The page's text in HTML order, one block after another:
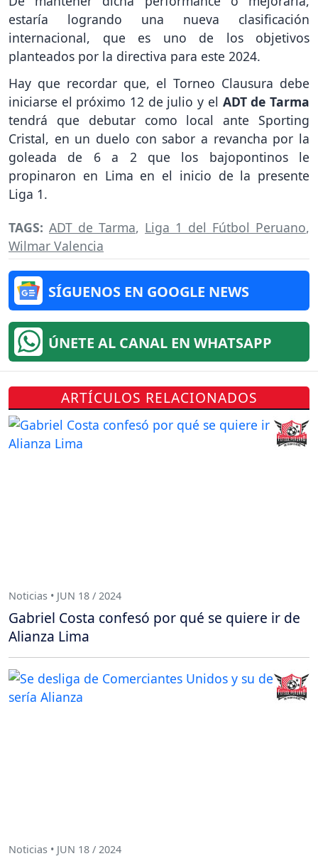
estaría logrando una nueva clasificación
internacional, que es uno de los objetivos
planteados por la directiva para este 2024.
Hay que recordar que, el Torneo Clausura debe
iniciarse el próximo 12 de julio y el ADT de Tarma
tendrá que debutar como local ante Sporting
Cristal, en un duelo con sabor a revancha por la
goleada de 6 a 2 que los bajopontinos le
propinaron en Lima en el inicio de la presente
Liga 1.
TAGS: ADT de Tarma, Liga 1 del Fútbol Peruano,
Wilmar Valencia
SÍGUENOS EN GOOGLE NEWS
ÚNETE AL CANAL EN WHATSAPP
ARTÍCULOS RELACIONADOS
Noticias • JUN 18 / 2024
Gabriel Costa confesó por qué se quiere ir de
Alianza Lima
Noticias • JUN 18 / 2024